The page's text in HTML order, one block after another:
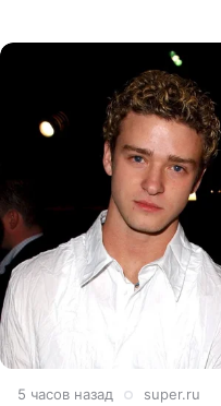
5 часов назад super.ru